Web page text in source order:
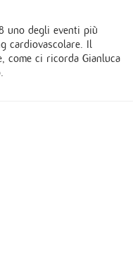
uno degli eventi più
cardiovascolare. Il
come ci ricorda Gianluca